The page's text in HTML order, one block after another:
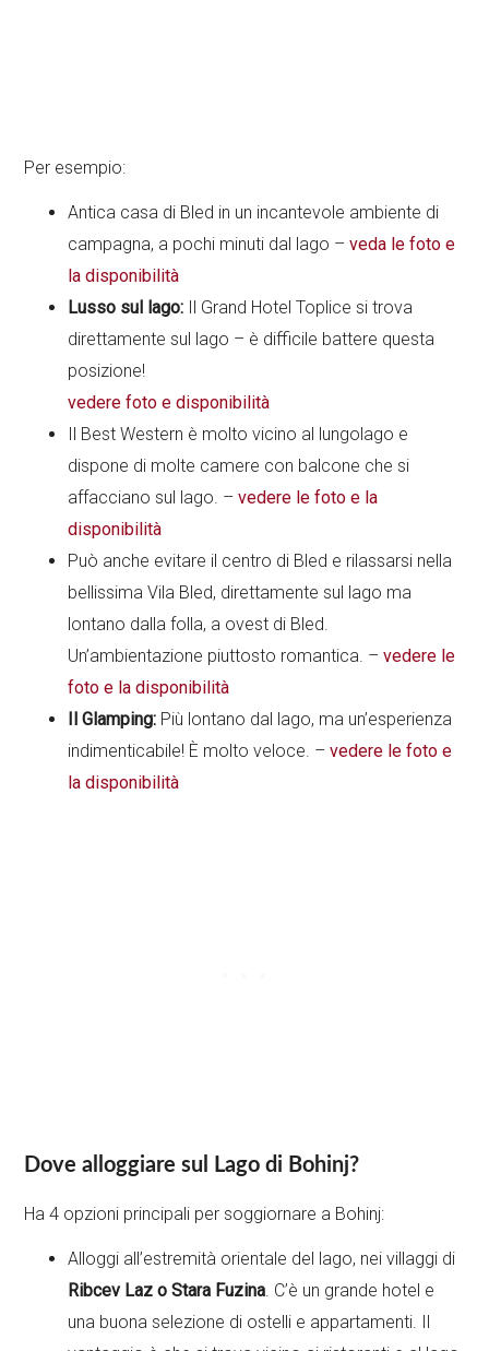
Per esempio:
Antica casa di Bled in un incantevole ambiente di
campagna, a pochi minuti dal lago –veda le foto e
la disponibilità
Lusso sul lago:
Il Grand Hotel Toplice si trova
direttamente sul lago – è difficile battere questa
posizione!
vedere foto e disponibilità
Il Best Western è molto vicino al lungolago e
dispone di molte camere con balcone che si
affacciano sul lago. –vedere le foto e la
disponibilità
Può anche evitare il centro di Bled e rilassarsi nella
bellissima Vila Bled, direttamente sul lago ma
lontano dalla folla, a ovest di Bled.
Un’ambientazione piuttosto romantica. –vedere le
foto e la disponibilità
Il Glamping: Più lontano dal lago, ma un’esperienza
indimenticabile! È molto veloce. –vedere le foto e
la disponibilità
Dove alloggiare sul Lago di Bohinj?
Ha 4 opzioni principali per soggiornare a Bohinj:
Alloggi all’estremità orientale del lago, nei villaggi di
Ribcev Laz o Stara Fuzina. C’è un grande hotel e
una buona selezione di ostelli e appartamenti. Il